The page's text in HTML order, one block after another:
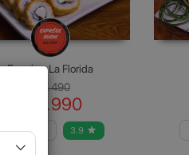
Expré..., La Florida
$19.490
$16.990
40 piezas 3.9